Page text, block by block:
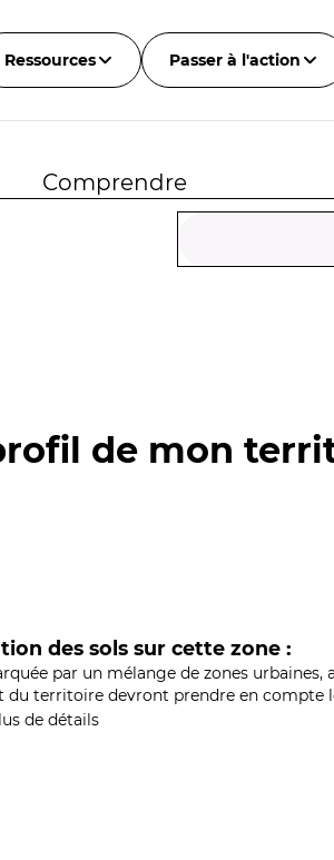
Ressources Passer à l'action
Comprendre
de mon
des sols sur cette zone :
par un mélange de zones urbaines,
territoire devront prendre en compte
de détails